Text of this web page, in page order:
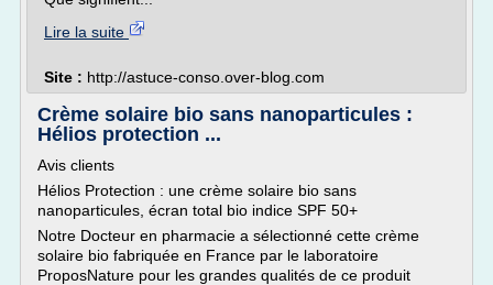
Lire la suite
Site : http://astuce-conso.over-blog.com
Crème solaire bio sans nanoparticules :
Hélios protection ...
Avis clients
Hélios Protection : une crème solaire bio sans
nanoparticules, écran total bio indice SPF 50+
Notre Docteur en pharmacie a sélectionné cette crème
solaire bio fabriquée en France par le laboratoire
ProposNature pour les grandes qualités de ce produit